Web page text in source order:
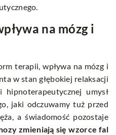
na mózg i
terapii, wpływa na mózg i
w stan głębokiej relaksacji
umysł
jaki odczuwamy tuż przed
a świadomość pozostaje
zmieniają się wzorce fal